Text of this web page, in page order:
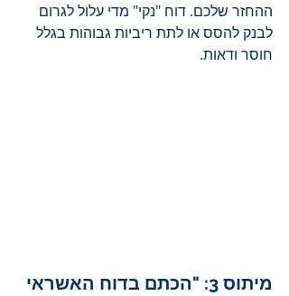
ההחזר שלכם. דוח "נקי" מדי עלול לגרום
לבנק להסס או לתת ריביות גבוהות בגלל
חוסר ודאות.
מיתוס 3: "הכתם בדוח האשראי